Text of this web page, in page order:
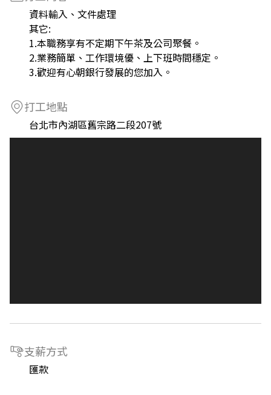
資料輸入、文件處理
其它:
1.本職務享有不定期下午茶及公司聚餐。
2.業務簡單、工作環境優、上下班時間穩定。
3.歡迎有心朝銀行發展的您加入。
打工地點
台北市內湖區舊宗路二段207號
支薪方式
匯款